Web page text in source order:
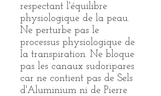
respectant l'équilibre
physiologique de la peau.
Ne perturbe pas le
processus physiologique de
la transpiration. Ne bloque
pas les canaux sudoripares
car ne contient pas de Sels
d'Aluminium ni de Pierre